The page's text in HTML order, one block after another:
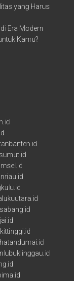
yang Harus
Era Modern
Kamu?